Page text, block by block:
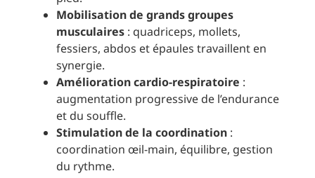
Mobilisation de grands groupes
musculaires : quadriceps, mollets,
fessiers, abdos et épaules travaillent en
synergie.
Amélioration cardio-respiratoire :
augmentation progressive de l’endurance
et du souffle.
Stimulation de la coordination :
coordination œil-main, équilibre, gestion
du rythme.